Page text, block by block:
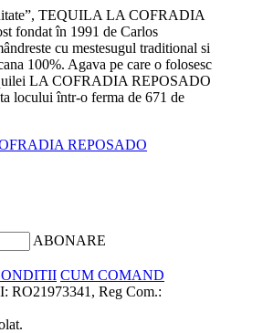
TEQUILA LA COFRADIA
fondat în 1991 de Carlos
cu mestesugul traditional si
100%. Agava pe care o folosesc
LA COFRADIA REPOSADO
locului într-o ferma de 671 de
REPOSADO
ABONARE
CUM COMAND
RO21973341, Reg Com.: